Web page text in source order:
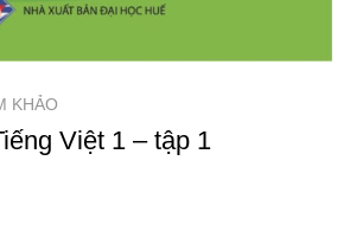
KHẢO
Việt 1 – tập 1